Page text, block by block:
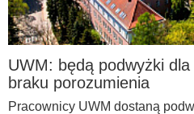
UWM: będą podwyżki
braku porozumienia
Pracownicy UWM dostaną